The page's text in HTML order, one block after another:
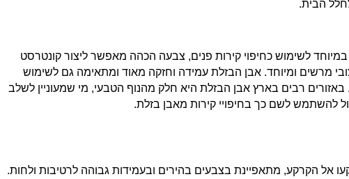
הבית.
לשימוש כחיפוי קירות פנים, צבעה הכהה מאפשר ליצור קונטרסט
מרשים ומיוחד. אבן הבזלת עמידה וחזקה מאוד ומתאימה גם לשימוש
רבים בארץ אבן הבזלת היא חלק מהנוף הטבעי, מי שמעוניין לשלב
להשתמש לשם כך בחיפויי קירות מאבן בזלת.
אל הקרקע, מתאפיינת בצבעים בהירים ובעמידות גבוהה לרטיבות ולחות.